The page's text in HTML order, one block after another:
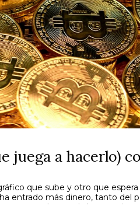
juega a hacerlo)
que sube y otro que espera
entrado más dinero, tanto del
a todos con la lupa encima.